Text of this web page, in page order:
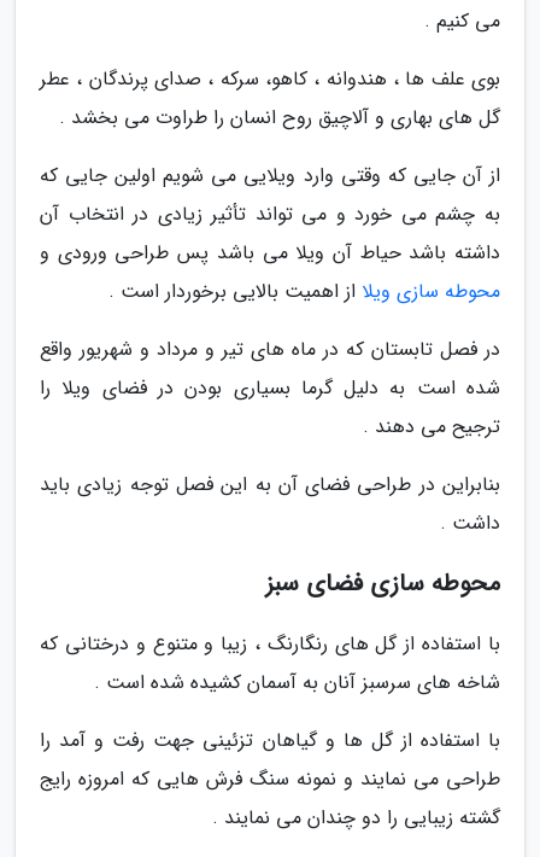
می کنیم .
بوی علف ها ، هندوانه ، کاهو، سرکه ، صدای پرندگان ، عطر
گل های بهاری و آلاچیق روح انسان را طراوت می بخشد .
از آن جایی که وقتی وارد ویلایی می شویم اولین جایی که
به چشم می خورد و می تواند تأثیر زیادی در انتخاب آن
داشته باشد حیاط آن ویلا می باشد پس طراحی ورودی و
محوطه سازی ویلا از اهمیت بالایی برخوردار است .
در فصل تابستان که در ماه های تیر و مرداد و شهریور واقع
شده است به دلیل گرما بسیاری بودن در فضای ویلا را
ترجیح می دهند .
بنابراین در طراحی فضای آن به این فصل توجه زیادی باید
داشت .
محوطه سازی فضای سبز
با استفاده از گل های رنگارنگ ، زیبا و متنوع و درختانی که
شاخه های سرسبز آنان به آسمان کشیده شده است .
با استفاده از گل ها و گیاهان تزئینی جهت رفت و آمد را
طراحی می نمایند و نمونه سنگ فرش هایی که امروزه رایج
گشته زیبایی را دو چندان می نمایند .